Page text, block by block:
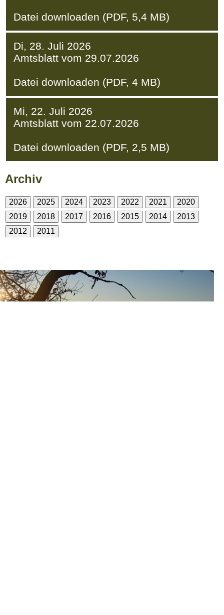
Datei downloaden (PDF, 5,4 MB)
Di, 28. Juli 2026
Amtsblatt vom 29.07.2026
Datei downloaden (PDF, 4 MB)
Mi, 22. Juli 2026
Amtsblatt vom 22.07.2026
Datei downloaden (PDF, 2,5 MB)
Archiv
2026 2025 2024 2023 2022 2021
2020
2019
2018 2017 2016 2015 2014
2013
2012
2011